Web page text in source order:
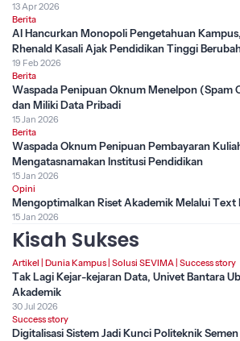
13 Apr 2026
Berita
AI Hancurkan Monopoli Pengetahuan
Rhenald Kasali Ajak Pendidikan Tinggi
19 Feb 2026
Berita
Waspada Penipuan Oknum Menelpon (Spam
dan Miliki Data Pribadi
15 Jan 2026
Berita
Waspada Oknum Penipuan Pembayaran
Mengatasnamakan Institusi Pendidikan
15 Jan 2026
Opini
Mengoptimalkan Riset Akademik Melalui Text
15 Jan 2026
Kisah Sukses
Artikel Dunia Kampus Solusi SEVIMA Success story
Tak Lagi Kejar-kejaran Data, Univet Bantara
Akademik
30 Jul 2026
Success story
Digitalisasi Sistem Jadi Kunci Politeknik